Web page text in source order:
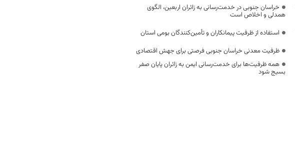
خراسان جنوبی در خدمت‌رسانی به زائران اربعین، الگوی
همدلی و اخلاص است
استفاده از ظرفیت پیمانکاران و تأمین‌کنندگان بومی استان
ظرفیت معدنی خراسان جنوبی فرصتی برای جهش اقتصادی
همه ظرفیت‌ها برای خدمت‌رسانی ایمن به زائران پایان صفر
بسیج شود